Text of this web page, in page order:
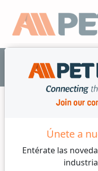
Únete a
Entérate las
Otros
2 min de lectura